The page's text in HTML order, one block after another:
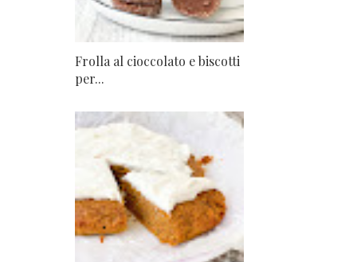
Frolla al cioccolato e biscotti
per...